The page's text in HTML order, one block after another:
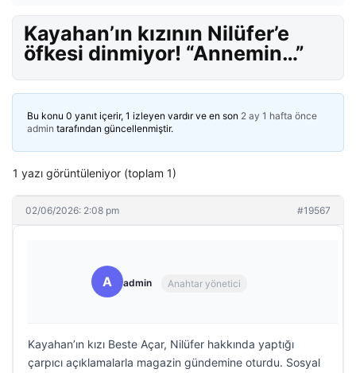
Kayahan’ın kızının Nilüfer’e
öfkesi dinmiyor! “Annemin…”
Bu konu 0 yanıt içerir, 1 izleyen vardır ve en son 2 ay 1 hafta önce
admin tarafından güncellenmiştir.
1 yazı görüntüleniyor (toplam 1)
02/06/2026: 2:08 pm #19567
A admin Anahtar yönetici
Kayahan’ın kızı Beste Açar, Nilüfer hakkında yaptığı
çarpıcı açıklamalarla magazin gündemine oturdu. Sosyal